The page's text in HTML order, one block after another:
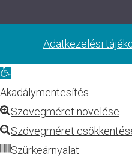
Adatkezelési
Eszköztár
megnyitása
Akadálymentesítés
Szövegméret növelése
Szövegméret
Szürkeárnyalat